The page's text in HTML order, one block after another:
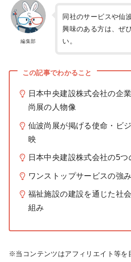
編集部
同社のサービスや仙
興味のある方は、ぜ
い。
この記事でわかること
日本中央建設株式会社の企
尚展の人物像
仙波尚展が掲げる使命・ビ
映
日本中央建設株式会社の5つ
ワンストップサービスの強み
福祉施設の建設を通じた社
組み
※当コンテンツはアフィリエイト等を